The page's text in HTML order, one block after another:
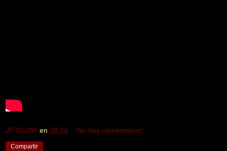
JT GLOW en 20:34 No hay comentarios:
Compartir